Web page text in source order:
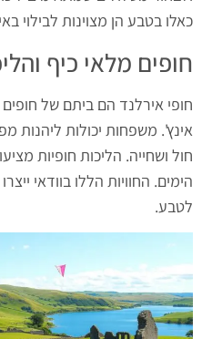
כאלו בטבע הן מצוינות לבילוי
חופים מלאי כיף
חופי אירלנד הם ביתם של חופים
אינץ'. משפחות יכולות ליהנות
חול ושחייה. הליכות חופיות
הימים. החוויות הללו בוודאי
לטבע.